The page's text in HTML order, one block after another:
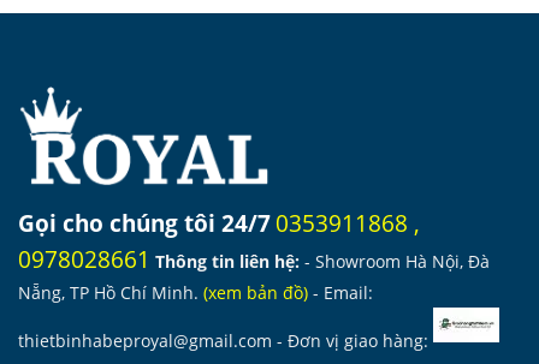
18.240.000 ₫.
Gọi cho chúng tôi 24/70353911868 ,
0978028661 Thông tin liên hệ: - Showroom Hà Nội, Đà
Nẵng, TP Hồ Chí Minh. (xem bản đồ) - Email:
thietbinhabeproyal@gmail.com - Đơn vị giao hàng: